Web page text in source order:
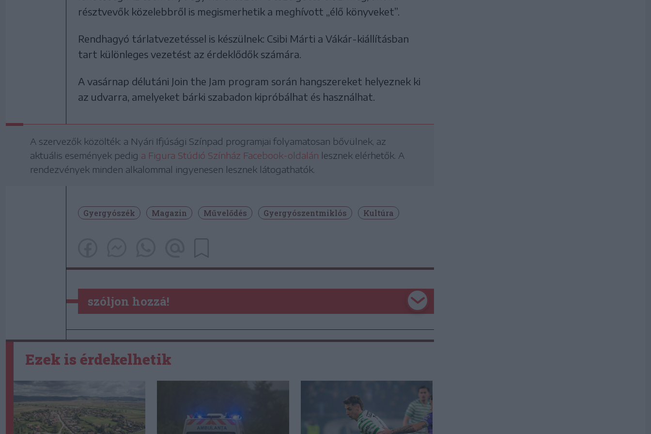
résztvevők közelebbről is megismerhetik a meghívott „élő könyveket”.
Rendhagyó tárlatvezetéssel is készülnek: Csibi Márti a Vákár-kiállításban
tart különleges vezetést az érdeklődők számára.
A vasárnap délutáni Join the Jam program során hangszereket helyeznek ki
az udvarra, amelyeket bárki szabadon kipróbálhat és használhat.
A szervezők közölték: a Nyári Ifjúsági Színpad programjai folyamatosan bővülnek, az
aktuális események pedig a Figura Stúdió Színház Facebook-oldalán lesznek elérhetők. A
rendezvények minden alkalommal ingyenesen lesznek látogathatók.
Gyergyószék Magazin Művelődés Gyergyószentmiklós Kultúra
szóljon hozzá!
Ezek is érdekelhetik